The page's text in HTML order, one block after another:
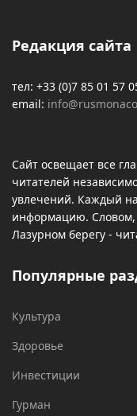
Редакция сайта
тел: +33 (0)7 85 01 57
email:
Сайт освещает все
читателей
увлечений. Каждый
информацию. Словом,
Лазурном берегу -
Популярные
Культура
Здоровье
Инвестиции
Гурман